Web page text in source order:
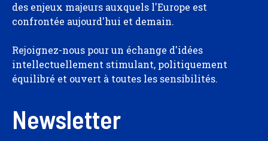
des enjeux majeurs auxquels l'Europe est
confrontée aujourd'hui et demain.
Rejoignez-nous pour un échange d'idées
intellectuellement stimulant, politiquement
équilibré et ouvert à toutes les sensibilités.
Newsletter